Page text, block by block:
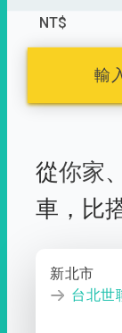
NT$
輸
從你家、
車， 比
新北市
台北世